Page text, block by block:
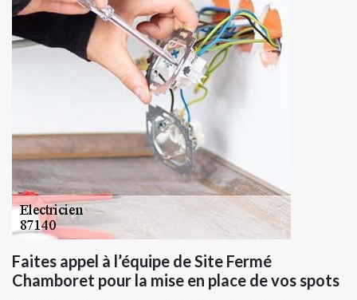
Faites appel à l’équipe de Site Fermé
Chamboret pour la mise en place de vos spots